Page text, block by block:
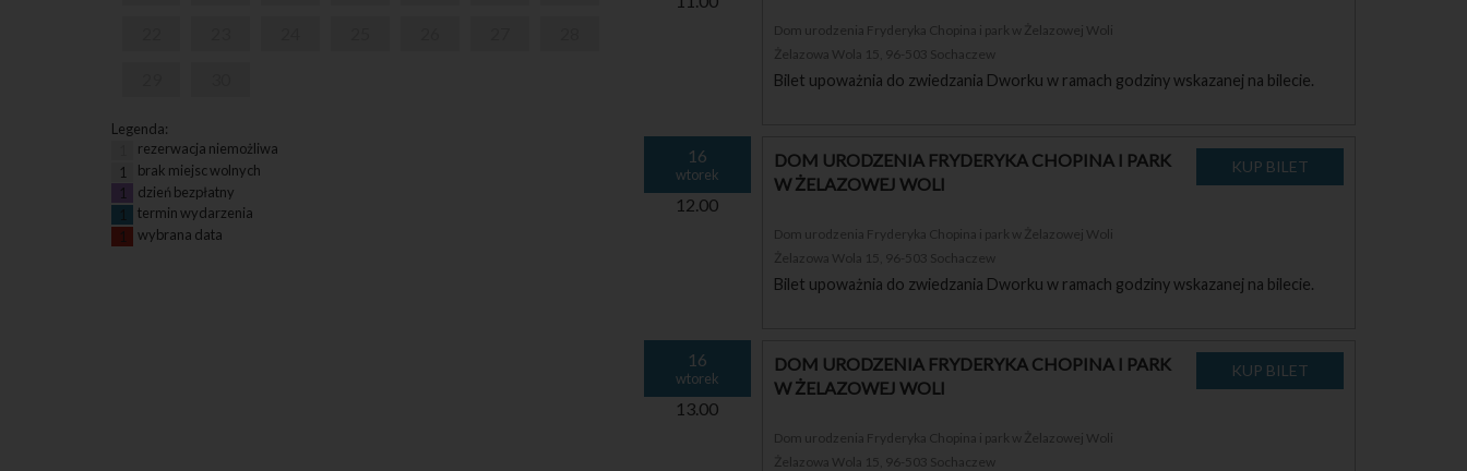
Legenda:
rezerwacja niemożliwa
1
brak miejsc wolnych
1
dzień bezpłatny
termin wydarzenia
1
wybrana data
Dom urodzenia Fryderyka Chopina i park w Żelazowej Woli
Żelazowa Wola 15, 96-503 Sochaczew
Bilet upoważnia do zwiedzania Dworku w ramach godziny wskazanej na bilecie.
16
wtorek
12.00
DOM URODZENIA FRYDERYKA CHOPINA I PARK
W ŻELAZOWEJ WOLI
Dom urodzenia Fryderyka Chopina i park w Żelazowej Woli
Żelazowa Wola 15, 96-503 Sochaczew
Bilet upoważnia do zwiedzania Dworku w ramach godziny wskazanej na bilecie.
16
wtorek
13.00
DOM URODZENIA FRYDERYKA CHOPINA I PARK
W ŻELAZOWEJ WOLI
Dom urodzenia Fryderyka Chopina i park w Żelazowej Woli
Żelazowa Wola 15, 96-503 Sochaczew